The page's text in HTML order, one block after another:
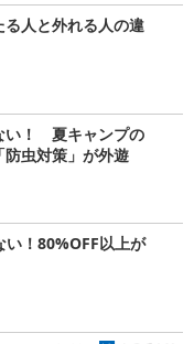
人と外れる人の違
い！ 夏キャンプの
虫対策」が外遊
！80%OFF以上が